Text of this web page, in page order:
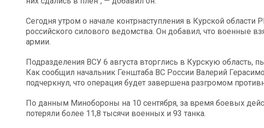
Сегодня утром о начале контрнаступления в Курской
российского силового ведомства. Он добавил, что военные
армии.
Подразделения ВСУ 6 августа вторглись в Курскую область,
Как сообщил начальник Генштаба ВС России Валерий
подчеркнул, что операция будет завершена разгромом
По данным Минобороны на 10 сентября, за время боевых
потеряли более 11,8 тысячи военных и 93 танка.